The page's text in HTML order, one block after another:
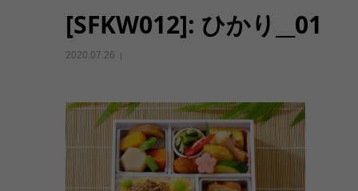
[SFKW012]: ひかり__01
2020.07.26